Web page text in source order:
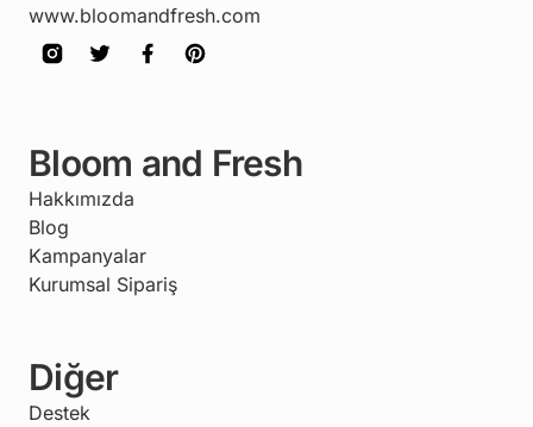
www.bloomandfresh.com
Bloom and Fresh
Hakkımızda
Blog
Kampanyalar
Kurumsal Sipariş
Diğer
Destek